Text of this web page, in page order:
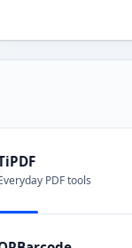
PDF tools